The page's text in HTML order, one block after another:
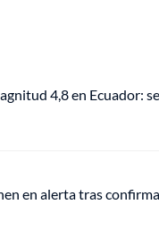
4,8 en Ecuador:
en alerta tras